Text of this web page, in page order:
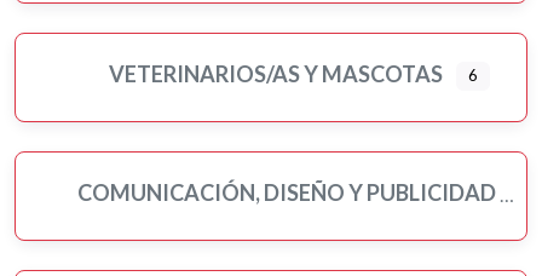
VETERINARIOS/AS Y MASCOTAS 6
COMUNICACIÓN, DISEÑO Y PUBLICIDAD